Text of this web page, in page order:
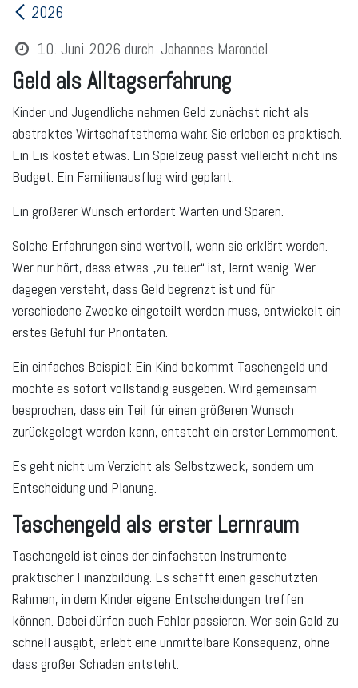
2026
10. Juni 2026 durch Johannes Marondel
Geld als Alltagserfahrung
Kinder und Jugendliche nehmen Geld zunächst nicht als
abstraktes Wirtschaftsthema wahr. Sie erleben es praktisch.
Ein Eis kostet etwas. Ein Spielzeug passt vielleicht nicht ins
Budget. Ein Familienausflug wird geplant.
Ein größerer Wunsch erfordert Warten und Sparen.
Solche Erfahrungen sind wertvoll, wenn sie erklärt werden.
Wer nur hört, dass etwas „zu teuer“ ist, lernt wenig. Wer
dagegen versteht, dass Geld begrenzt ist und für
verschiedene Zwecke eingeteilt werden muss, entwickelt ein
erstes Gefühl für Prioritäten.
Ein einfaches Beispiel: Ein Kind bekommt Taschengeld und
möchte es sofort vollständig ausgeben. Wird gemeinsam
besprochen, dass ein Teil für einen größeren Wunsch
zurückgelegt werden kann, entsteht ein erster Lernmoment.
Es geht nicht um Verzicht als Selbstzweck, sondern um
Entscheidung und Planung.
Taschengeld als erster Lernraum
Taschengeld ist eines der einfachsten Instrumente
praktischer Finanzbildung. Es schafft einen geschützten
Rahmen, in dem Kinder eigene Entscheidungen treffen
können. Dabei dürfen auch Fehler passieren. Wer sein Geld zu
schnell ausgibt, erlebt eine unmittelbare Konsequenz, ohne
dass großer Schaden entsteht.